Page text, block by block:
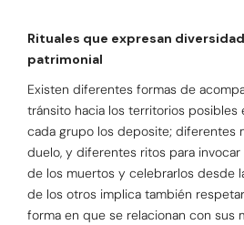
Rituales que expresan
patrimonial
Existen diferentes formas de
tránsito hacia los territorios posibles
cada grupo los deposite; diferentes
duelo, y diferentes ritos para
de los muertos y celebrarlos desde
de los otros implica también
forma en que se relacionan con sus